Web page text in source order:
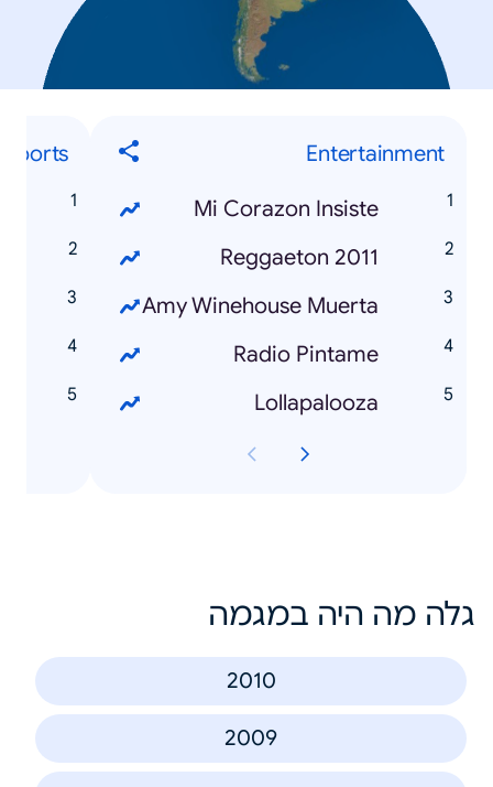
Entertainment
Mi Corazon Insiste
Reggaeton 2011
Amy Winehouse Muerta
Radio Pintame
Lollapalooza
Sports
גלה מה היה במגמה
2010
2009